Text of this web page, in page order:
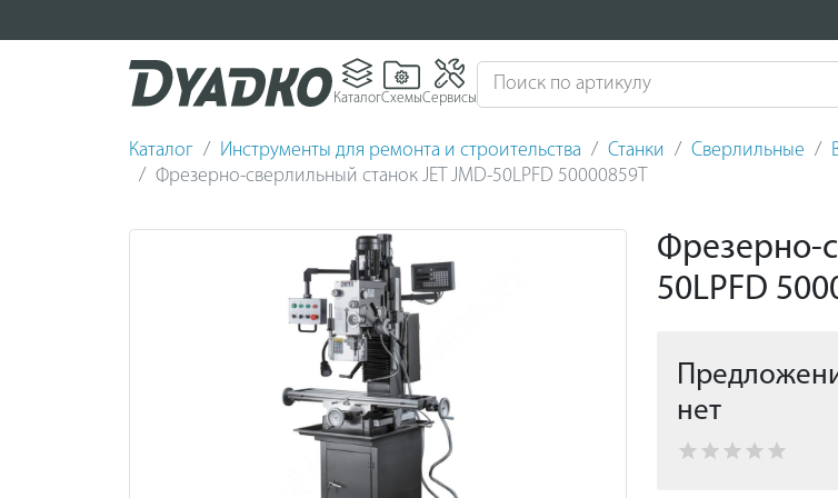
КаталогСхемыСервисы
Каталог Инструменты для ремонта и строительства Станки Сверлильные
Фрезерно-сверлильный станок JET JMD-50LPFD 50000859T
Фрезерно-
50LPFD
нет